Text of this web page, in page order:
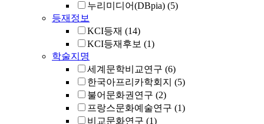
누리미디어(DBpia) (5)
등재정보
KCI등재 (14)
KCI등재후보 (1)
학술지명
세계문학비교연구 (6)
한국아프리카학회지 (5)
불어문화권연구 (2)
프랑스문화예술연구 (1)
비교문화연구 (1)